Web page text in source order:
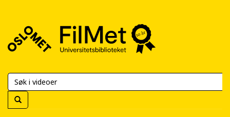
FilMet
Universitetsbiblioteket